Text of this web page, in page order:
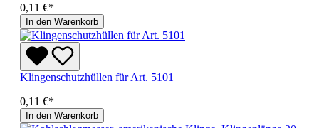
0,11 €*
In den Warenkorb
Klingenschutzhüllen für Art. 5101
0,11 €*
In den Warenkorb